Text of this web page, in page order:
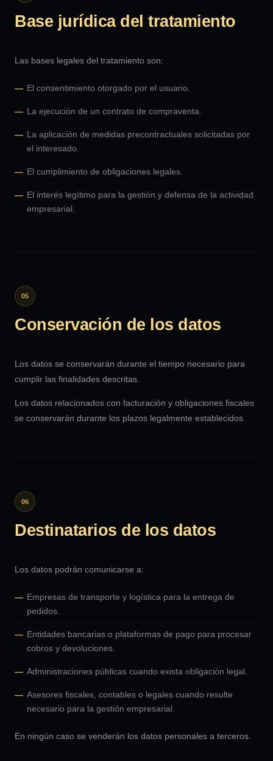
Base jurídica del tratamiento
Las bases legales del tratamiento son:
El consentimiento otorgado por el usuario.
La ejecución de un contrato de compraventa.
La aplicación de medidas precontractuales solicitadas por
el interesado.
El cumplimiento de obligaciones legales.
El interés legítimo para la gestión y defensa de la actividad
empresarial.
05
Conservación de los datos
Los datos se conservarán durante el tiempo necesario para
cumplir las finalidades descritas.
Los datos relacionados con facturación y obligaciones fiscales
se conservarán durante los plazos legalmente establecidos.
06
Destinatarios de los datos
Los datos podrán comunicarse a:
Empresas de transporte y logística para la entrega de
pedidos.
Entidades bancarias o plataformas de pago para procesar
cobros y devoluciones.
Administraciones públicas cuando exista obligación legal.
Asesores fiscales, contables o legales cuando resulte
necesario para la gestión empresarial.
En ningún caso se venderán los datos personales a terceros.